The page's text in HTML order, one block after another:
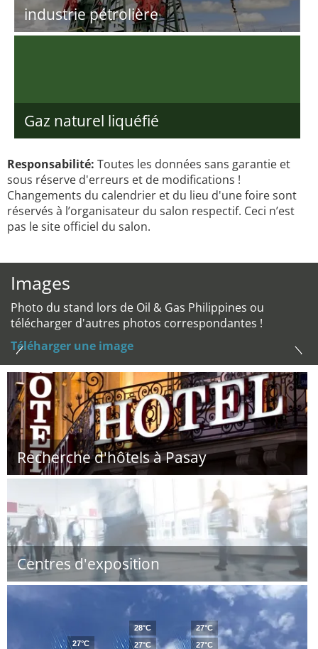
industrie pétrolière
Gaz naturel liquéfié
Responsabilité: Toutes les données sans garantie et
sous réserve d'erreurs et de modifications !
Changements du calendrier et du lieu d'une foire sont
réservés à l’organisateur du salon respectif. Ceci n’est
pas le site officiel du salon.
Images
Photo du stand lors de Oil & Gas Philippines ou
télécharger d'autres photos correspondantes !
Téléharger une image
Recherche d'hôtels à Pasay
Centres d'exposition
27°C
28°C
27°C
27°C
27°C